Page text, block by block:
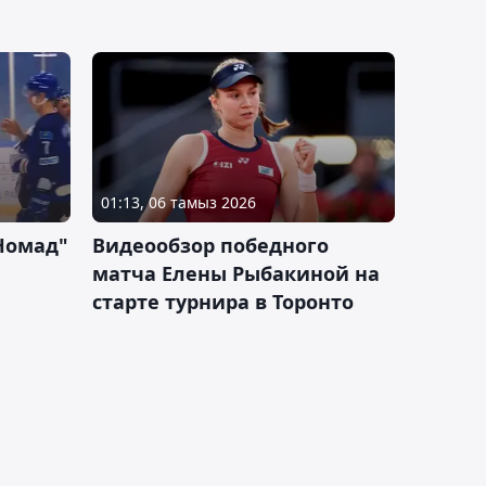
01:13, 06 тамыз 2026
Видеообзор победного
матча Елены Рыбакиной на
старте турнира в Торонто